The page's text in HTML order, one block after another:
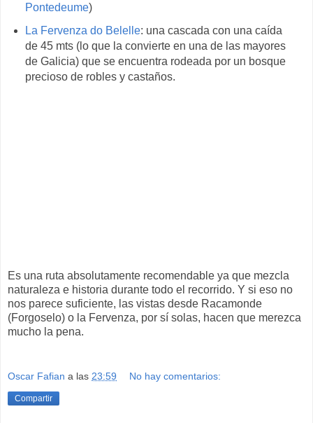
Pontedeume)
La Fervenza do Belelle: una cascada con una caída
de 45 mts (lo que la convierte en una de las mayores
de Galicia) que se encuentra rodeada por un bosque
precioso de robles y castaños.
Es una ruta absolutamente recomendable ya que mezcla
naturaleza e historia durante todo el recorrido. Y si eso no
nos parece suficiente, las vistas desde Racamonde
(Forgoselo) o la Fervenza, por sí solas, hacen que merezca
mucho la pena.
Oscar Fafian a las 23:59 No hay comentarios:
Compartir